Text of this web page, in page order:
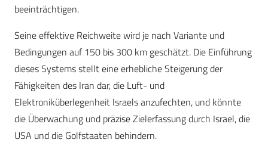
beeinträchtigen.
Seine effektive Reichweite wird je nach Variante und
Bedingungen auf 150 bis 300 km geschätzt. Die Einführung
dieses Systems stellt eine erhebliche Steigerung der
Fähigkeiten des Iran dar, die Luft- und
Elektroniküberlegenheit Israels anzufechten, und könnte
die Überwachung und präzise Zielerfassung durch Israel, die
USA und die Golfstaaten behindern.